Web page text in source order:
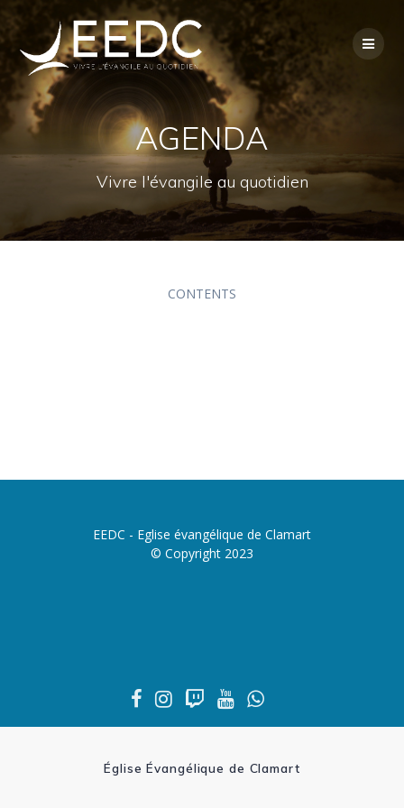
to
content
AGENDA
Vivre l'évangile au quotidien
CONTENTS
EEDC - Eglise évangélique de Clamart
© Copyright 2023
Église Évangélique de Clamart